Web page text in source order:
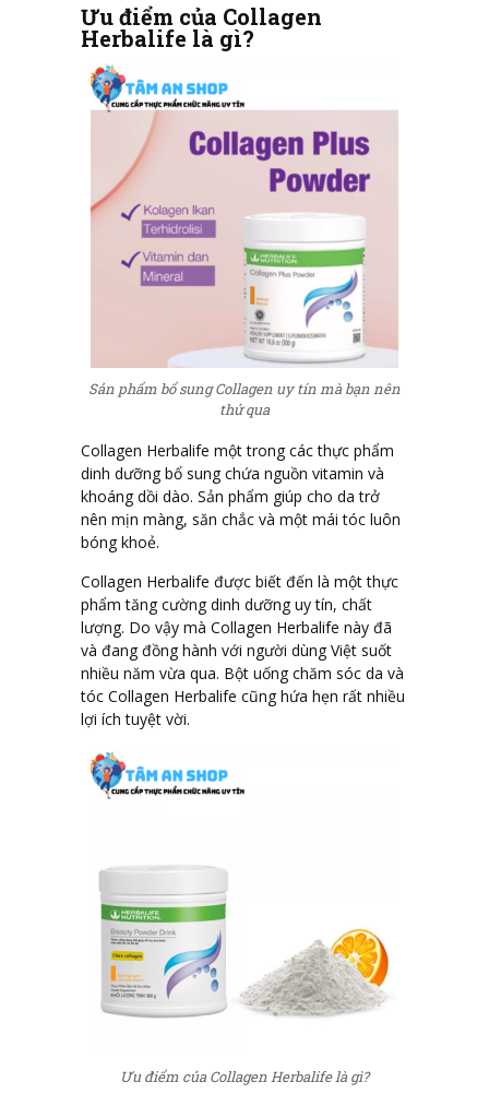
Ưu điểm của Collagen
Herbalife là gì?
Sản phẩm bổ sung Collagen uy tín mà bạn nên
thử qua
Collagen Herbalife một trong các thực phẩm
dinh dưỡng bổ sung chứa nguồn vitamin và
khoáng dồi dào. Sản phẩm giúp cho da trở
nên mịn màng, săn chắc và một mái tóc luôn
bóng khoẻ.
Collagen Herbalife được biết đến là một thực
phẩm tăng cường dinh dưỡng uy tín, chất
lượng. Do vậy mà Collagen Herbalife này đã
và đang đồng hành với người dùng Việt suốt
nhiều năm vừa qua. Bột uống chăm sóc da và
tóc Collagen Herbalife cũng hứa hẹn rất nhiều
lợi ích tuyệt vời.
Ưu điểm của Collagen Herbalife là gì?